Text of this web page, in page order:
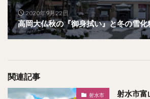
2020年9月22日
高岡大仏秋の『御身拭い』と冬の雪
関連記事
射水市
射水市富